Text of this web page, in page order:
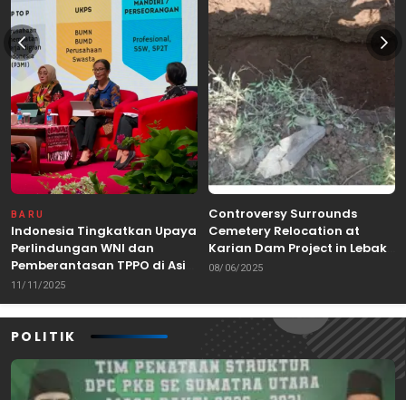
BARU
Indonesia Tingkatkan Upaya
Perlindungan WNI dan
Pemberantasan TPPO di Asia
Tenggara
11/11/2025
Controversy Surrounds
Cemetery Relocation at
Karian Dam Project in Lebak,
Banten
08/06/2025
POLITIK